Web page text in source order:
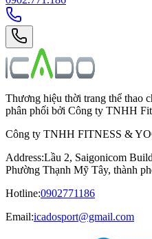
Thương hiệu thời trang thể thao
phân phối bởi Công ty TNHH
Công ty TNHH FITNESS &
Address:Lầu 2, Saigonicom
Phường Thạnh Mỹ Tây, thành
Hotline:0902771186
Email:icadosport@gmail.com